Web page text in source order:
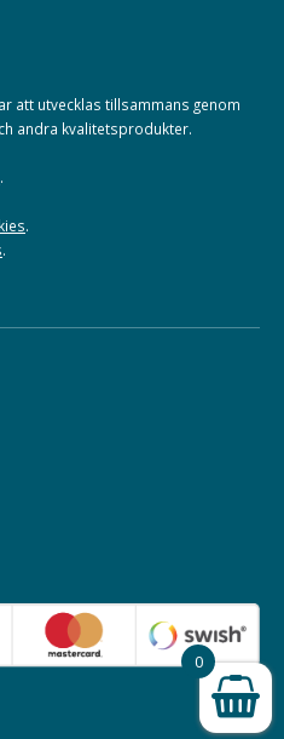
att utvecklas tillsammans genom
andra kvalitetsprodukter.
.
.
.
0